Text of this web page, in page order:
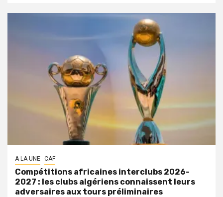
A LA UNE CAF
Compétitions africaines interclubs 2026-
2027 : les clubs algériens connaissent leurs
adversaires aux tours préliminaires